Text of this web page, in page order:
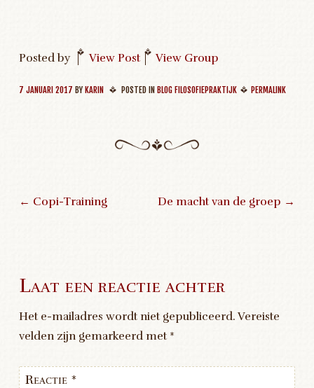
Posted by | View Post | View Group
7 JANUARI 2017 BY KARIN POSTED IN BLOG FILOSOFIEPRAKTIJK PERMALINK
← Copi-Training De macht van de groep →
Laat een reactie achter
Het e-mailadres wordt niet gepubliceerd.Vereiste
velden zijn gemarkeerd met *
Reactie *